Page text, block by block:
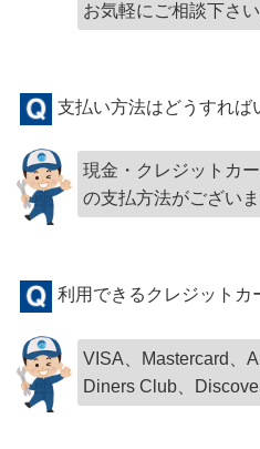
お気軽にご相談下さい
支払い方法はどうすれば
現金・クレジットカ
の支払方法がございま
利用できるクレジットカ
VISA、Mastercard、
Diners Club、